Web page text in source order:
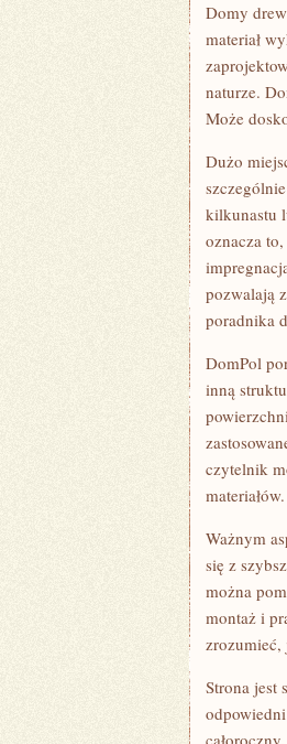
Domy
materiał
naturze.
Może
Dużo
kilkunastu
oznacza
pozwalają
poradnika
DomPol
inną
czytelnik
Ważnym
się z
można
montaż i
zrozumieć,
Strona jest